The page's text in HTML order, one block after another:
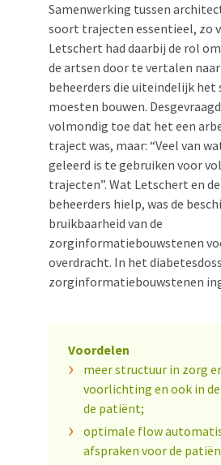
Samenwerking tussen
soort trajecten essentieel, zo
Letschert had daarbij de rol
de artsen door te vertalen
beheerders die uiteindelijk het
moesten bouwen.
volmondig toe dat het een
traject was, maar: “Veel van
geleerd is te gebruiken voor
trajecten”. Wat Letschert en
beheerders hielp, was de
bruikbaarheid van de
zorginformatiebouwstenen
overdracht. In het
zorginformatiebouwstenen
Voordelen
meer structuur in zorg
voorlichting en ook in
de patiënt;
optimale flow
afspraken voor de